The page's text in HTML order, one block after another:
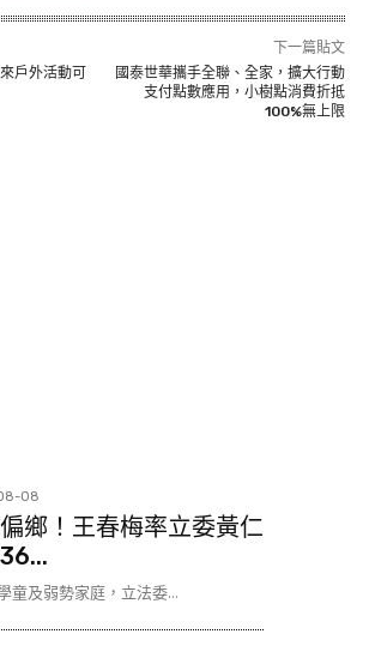
戶外活動可
下一篇貼文
國泰世華攜手全聯、全家，擴大行動
支付點數應用，小樹點消費折抵
100%無上限
08
鄉！王春梅率立委黃仁
童及弱勢家庭，立法委...